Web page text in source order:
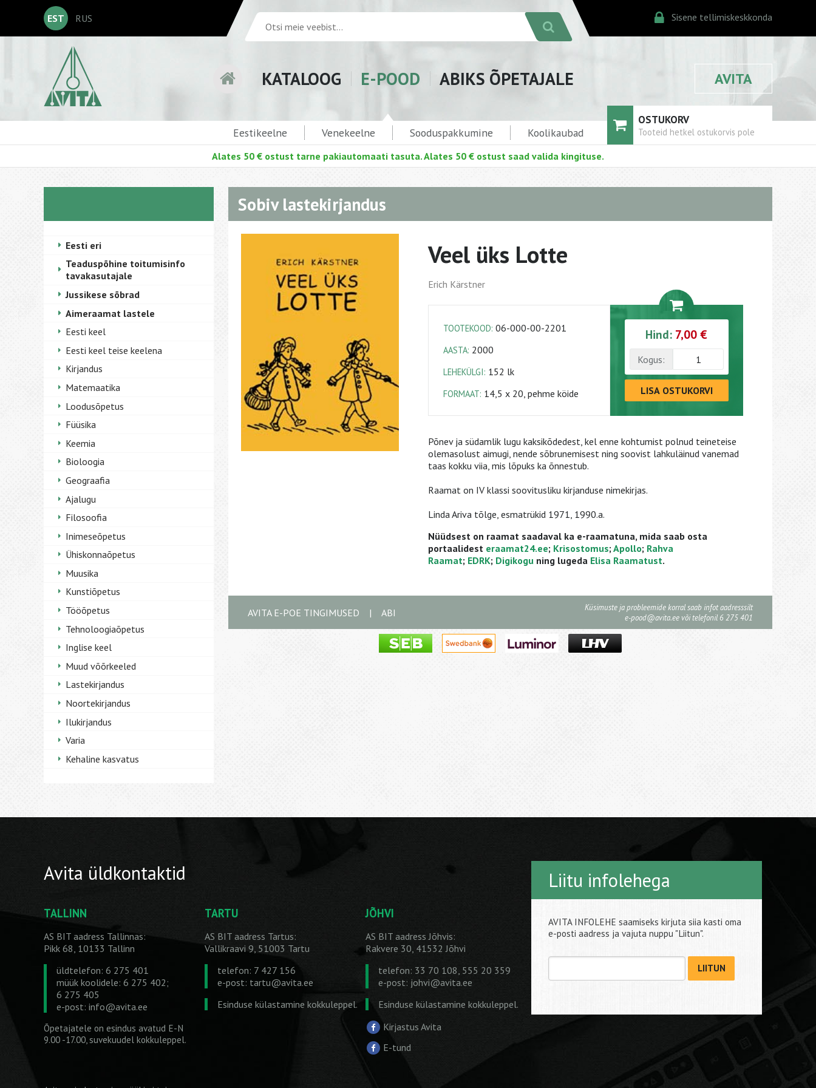
EST RUS Sisene tellimiskeskkonda
KATALOOG E-POOD ABIKS ÕPETAJALE AVITA
Eestikeelne Venekeelne Sooduspakkumine Koolikaubad
OSTUKORV
Tooteid hetkel ostukorvis pole
Alates 50 € ostust tarne pakiautomaati tasuta. Alates 50 € ostust saad valida kingituse.
Eesti eri
Teaduspõhine toitumisinfo
tavakasutajale
Jussikese sõbrad
Aimeraamat lastele
Eesti keel
Eesti keel teise keelena
Kirjandus
Matemaatika
Loodusõpetus
Füüsika
Keemia
Bioloogia
Geograafia
Ajalugu
Filosoofia
Inimeseõpetus
Ühiskonnaõpetus
Muusika
Kunstiõpetus
Tööõpetus
Tehnoloogiaõpetus
Inglise keel
Muud võõrkeeled
Lastekirjandus
Noortekirjandus
Ilukirjandus
Varia
Kehaline kasvatus
Sobiv lastekirjandus
Veel üks Lotte
Erich Kärstner
TOOTEKOOD: 06-000-00-2201
AASTA: 2000
LEHEKÜLGI: 152 lk
FORMAAT: 14,5 x 20, pehme köide
Hind: 7,00 €
Kogus:
LISA OSTUKORVI
Põnev ja südamlik lugu kaksikõdedest, kel enne kohtumist polnud teineteise
olemasolust aimugi, nende sõbrunemisest ning soovist lahkuläinud vanemad
taas kokku viia, mis lõpuks ka õnnestub.
Raamat on IV klassi soovitusliku kirjanduse nimekirjas.
Linda Ariva tõlge, esmatrükid 1971, 1990.a.
Nüüdsest on raamat saadaval ka e-raamatuna, mida saab osta
portaalidest eraamat24.ee; Krisostomus; Apollo; Rahva
Raamat; EDRK; Digikoguning lugeda Elisa Raamatust.
AVITA E-POE TINGIMUSED | ABI
Küsimuste ja probleemide korral saab infot aadresssilt
e-pood@avita.ee või telefonil 6 275 401
Avita üldkontaktid
TALLINN
AS BIT aadress Tallinnas:
Pikk 68, 10133 Tallinn
üldtelefon: 6 275 401
müük koolidele: 6 275 402;
6 275 405
e-post: info@avita.ee
Õpetajatele on esindus avatud E-N
9.00 -17.00, suvekuudel kokkuleppel.
TARTU
AS BIT aadress Tartus:
Vallikraavi 9, 51003 Tartu
telefon: 7 427 156
e-post: tartu@avita.ee
Esinduse külastamine kokkuleppel.
JÕHVI
AS BIT aadress Jõhvis:
Rakvere 30, 41532 Jõhvi
telefon: 33 70 108, 555 20 359
e-post: johvi@avita.ee
Esinduse külastamine kokkuleppel.
Kirjastus Avita
E-tund
Liitu infolehega
AVITA INFOLEHE saamiseks kirjuta siia kasti oma
e-posti aadress ja vajuta nuppu "Liitun".
LIITUN